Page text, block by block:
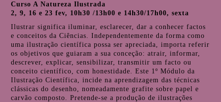
Curso A Natureza Ilustrada
2, 9, 16 e 23 fev, 10h30 /13h00 e 14h30/17h00, sexta
Ilustrar significa iluminar, esclarecer, dar a conhecer factos
e conceitos da Ciências. Independentemente da forma como
uma ilustração científica possa ser apreciada, importa referir
os objetivos que guiaram a sua conceção: atrair, informar,
descrever, explicar, sensibilizar, transmitir um facto ou
conceito científico, com honestidade. Este 1º Módulo da
Ilustração Científica, incide na aprendizagem das técnicas
clássicas do desenho, nomeadamente grafite sobre papel e
carvão composto. Pretende-se a produção de ilustrações